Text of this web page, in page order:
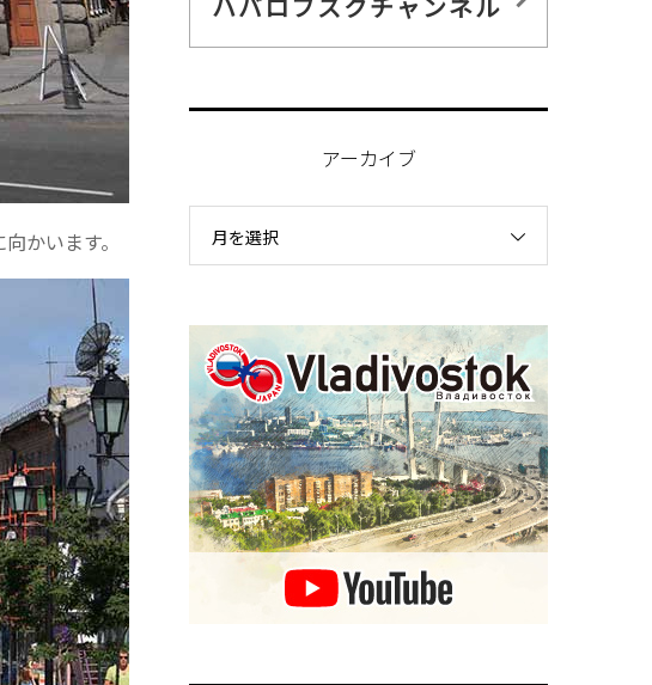
かいます。
アーカイブ
月を選択